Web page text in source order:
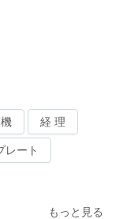
経 理
レート
もっと見る